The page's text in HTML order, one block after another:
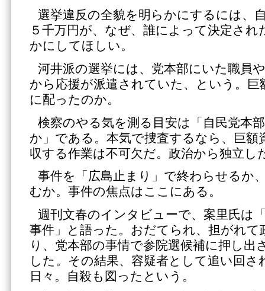
選挙違反の全貌を明らかにするには、
５千万円が、なぜ、誰によって決定され
かにしてほしい。
河井派の選挙には、党本部にいた職員
から応援が派遣されていた、という。巨
に配ったのか。
検察のやる気を測る目安は「自民党本
か」である。本気で捜査するなら、巨額
収する作業は不可欠だ。政治から独立し
事件を「広島止まり」で終わらせるか
むか。事件の焦点はここにある。
週刊文春のインタビューで、案里氏は
事件」と語った。おだてられ、担がれて
り、党本部の事情で参院選候補に押し出
した。その結果、容疑者として追い回さ
日々。自殺も図ったという。